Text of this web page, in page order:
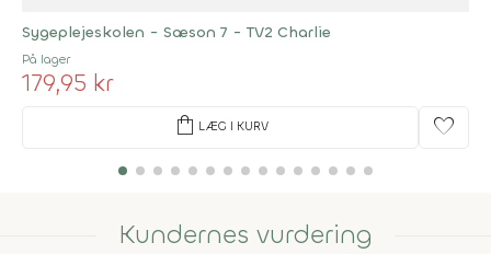
Sygeplejeskolen - Sæson 7 - TV2 Charlie
På lager
179,95 kr
shopping_bag LÆG I KURV favorite
Kundernes vurdering